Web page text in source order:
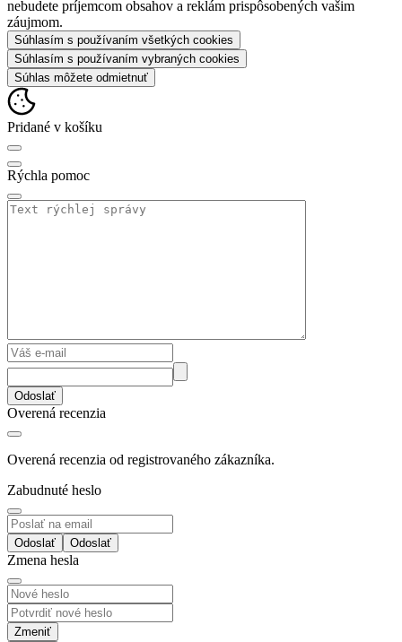
nebudete príjemcom obsahov a reklám prispôsobených vašim
záujmom.
Súhlasím s používaním všetkých cookies
Súhlasím s používaním vybraných cookies
Súhlas môžete odmietnuť
Pridané v košíku
Rýchla pomoc
Odoslať
Overená recenzia
Overená recenzia od registrovaného zákazníka.
Zabudnuté heslo
Odoslať
Zmena hesla